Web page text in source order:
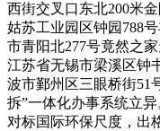
西街交叉口东北200米
姑苏工业园区钟园788
市青阳北277号竟然之
江苏省无锡市梁溪区钟
波市鄞州区三眼桥街51
拆”一体化办事系统立
对标国际环保尺度，出